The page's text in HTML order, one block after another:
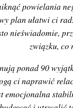
powielania
plan ułatwi ci
nieświadomie,
związku, co
ponad 90
ci naprawić
emocjonalna